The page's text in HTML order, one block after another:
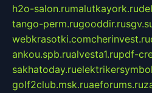
h2o-salon.rumalutkayork.ru
tango-perm.rugooddir.ru
webkrasotki.comcherinvest.ru
ankou.spb.rualvesta1.rupdf-
sakhatoday.ru
golf2club.msk.ruaeforums.ru